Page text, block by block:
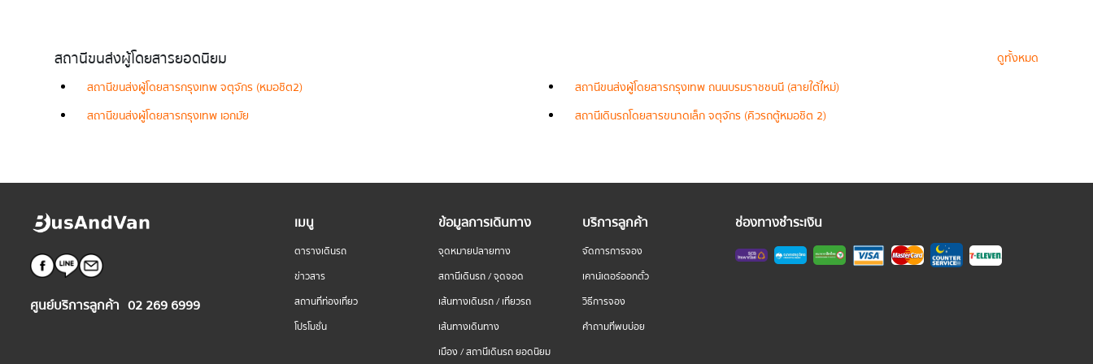
สถานีขนส่งผู้โดยสารยอดนิยม
ดูทั้งหมด
สถานีขนส่งผู้โดยสารกรุงเทพ จตุจักร (หมอชิต2)
สถานีขนส่งผู้โดยสารกรุงเทพ ถนนบรมราชชนนี (สายใต้ใหม่)
สถานีขนส่งผู้โดยสารกรุงเทพ เอกมัย
สถานีเดินรถโดยสารขนาดเล็ก จตุจักร (คิวรถตู้หมอชิต 2)
ศูนย์บริการลูกค้า 02 269 6999
เมนู
ตารางเดินรถ
ข่าวสาร
สถานที่ท่องเที่ยว
โปรโมชั่น
ข้อมูลการเดินทาง
จุดหมายปลายทาง
สถานีเดินรถ / จุดจอด
เส้นทางเดินรถ / เที่ยวรถ
เส้นทางเดินทาง
เมือง / สถานีเดินรถ ยอดนิยม
บริการลูกค้า
จัดการการจอง
เคาน์เตอร์ออกตั๋ว
วิธีการจอง
คำถามที่พบบ่อย
ช่องทางชำระเงิน